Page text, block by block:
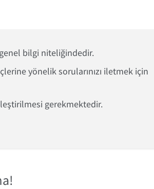
bilgi niteliğindedir.
yönelik sorularınızı iletmek için
gerekmektedir.